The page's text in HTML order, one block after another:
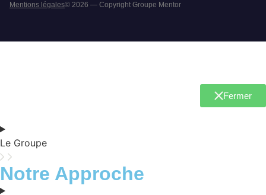
Mentions légales© 2026 — Copyright Groupe Mentor
Fermer
Le Groupe
Notre Approche